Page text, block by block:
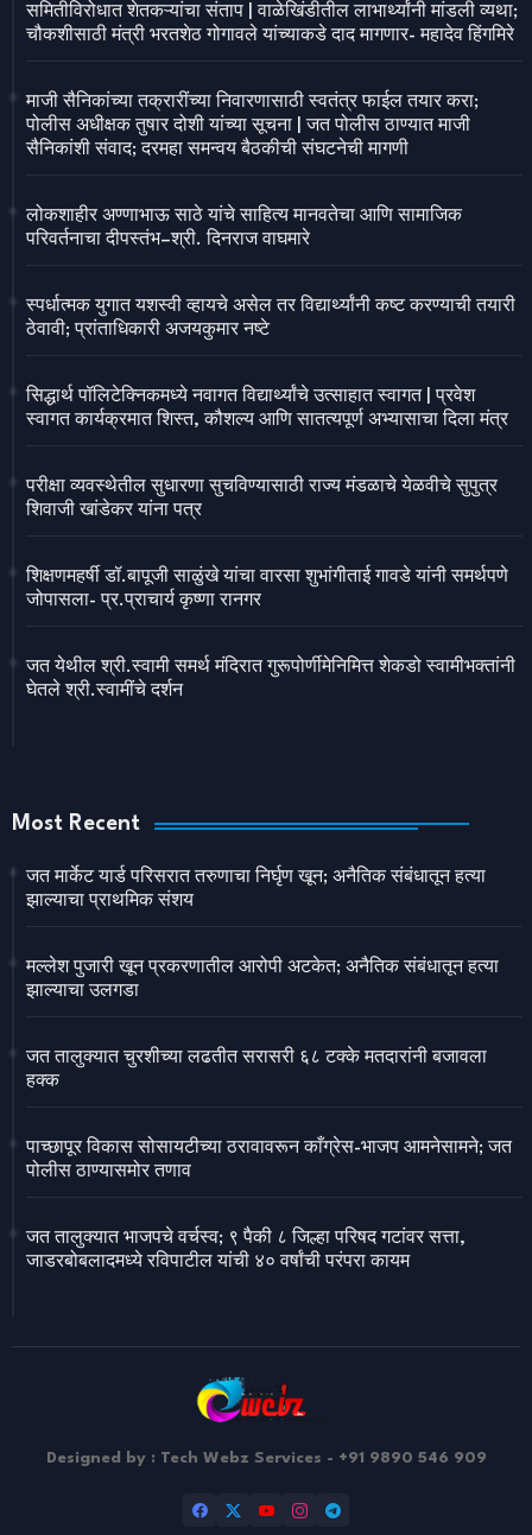
समितीविरोधात शेतकऱ्यांचा संताप | वाळेखिंडीतील लाभार्थ्यांनी मांडली व्यथा;
चौकशीसाठी मंत्री भरतशेठ गोगावले यांच्याकडे दाद मागणार- महादेव हिंगमिरे
माजी सैनिकांच्या तक्रारींच्या निवारणासाठी स्वतंत्र फाईल तयार करा;
पोलीस अधीक्षक तुषार दोशी यांच्या सूचना | जत पोलीस ठाण्यात माजी
सैनिकांशी संवाद; दरमहा समन्वय बैठकीची संघटनेची मागणी
लोकशाहीर अण्णाभाऊ साठे यांचे साहित्य मानवतेचा आणि सामाजिक
परिवर्तनाचा दीपस्तंभ–श्री. दिनराज वाघमारे
स्पर्धात्मक युगात यशस्वी व्हायचे असेल तर विद्यार्थ्यांनी कष्ट करण्याची तयारी
ठेवावी; प्रांताधिकारी अजयकुमार नष्टे
सिद्धार्थ पॉलिटेक्निकमध्ये नवागत विद्यार्थ्यांचे उत्साहात स्वागत | प्रवेश
स्वागत कार्यक्रमात शिस्त, कौशल्य आणि सातत्यपूर्ण अभ्यासाचा दिला मंत्र
परीक्षा व्यवस्थेतील सुधारणा सुचविण्यासाठी राज्य मंडळाचे येळवीचे सुपुत्र
शिवाजी खांडेकर यांना पत्र
शिक्षणमहर्षी डॉ.बापूजी साळुंखे यांचा वारसा शुभांगीताई गावडे यांनी समर्थपणे
जोपासला- प्र.प्राचार्य कृष्णा रानगर
जत येथील श्री.स्वामी समर्थ मंदिरात गुरूपोर्णीमेनिमित्त शेकडो स्वामीभक्तांनी
घेतले श्री.स्वामींचे दर्शन
Most Recent
जत मार्केट यार्ड परिसरात तरुणाचा निर्घृण खून; अनैतिक संबंधातून हत्या
झाल्याचा प्राथमिक संशय
मल्लेश पुजारी खून प्रकरणातील आरोपी अटकेत; अनैतिक संबंधातून हत्या
झाल्याचा उलगडा
जत तालुक्यात चुरशीच्या लढतीत सरासरी ६८ टक्के मतदारांनी बजावला
हक्क
पाच्छापूर विकास सोसायटीच्या ठरावावरून काँग्रेस-भाजप आमनेसामने; जत
पोलीस ठाण्यासमोर तणाव
जत तालुक्यात भाजपचे वर्चस्व; ९ पैकी ८ जिल्हा परिषद गटांवर सत्ता,
जाडरबोबलादमध्ये रविपाटील यांची ४० वर्षांची परंपरा कायम
Designed by : Tech Webz Services - +91 9890 546 909